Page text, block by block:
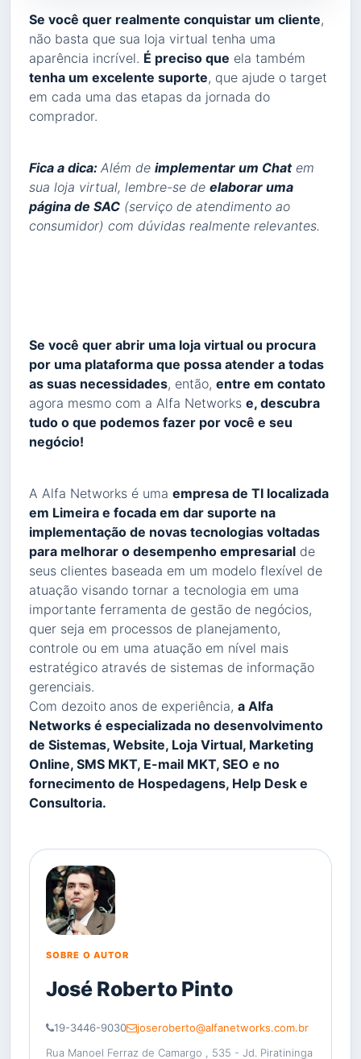
Se você quer realmente conquistar um cliente,
não basta que sua loja virtual tenha uma
aparência incrível. É preciso que ela também
tenha um excelente suporte, que ajude o target
em cada uma das etapas da jornada do
comprador.
Fica a dica: Além de implementar um Chatem
sua loja virtual, lembre-se de elaborar uma
página de SAC (serviço de atendimento ao
consumidor) com dúvidas realmente relevantes.
Se você quer abrir uma loja virtual ou procura
por uma plataforma que possa atender a todas
as suas necessidades, então, entre em contato
agora mesmo com a Alfa Networks e, descubra
tudo o que podemos fazer por você e seu
negócio!
A Alfa Networks é uma empresa de TI localizada
em Limeira e focada em dar suporte na
implementação de novas tecnologias voltadas
para melhorar o desempenho empresarial de
seus clientes baseada em um modelo flexível de
atuação visando tornar a tecnologia em uma
importante ferramenta de gestão de negócios,
quer seja em processos de planejamento,
controle ou em uma atuação em nível mais
estratégico através de sistemas de informação
gerenciais.
Com dezoito anos de experiência, a Alfa
Networks é especializada no desenvolvimento
de Sistemas, Website, Loja Virtual, Marketing
Online, SMS MKT, E-mail MKT, SEO e no
fornecimento de Hospedagens, Help Desk e
Consultoria.
SOBRE O AUTOR
José Roberto Pinto
19-3446-9030
joseroberto@alfanetworks.com.br
Rua Manoel Ferraz de Camargo , 535 - Jd. Piratininga